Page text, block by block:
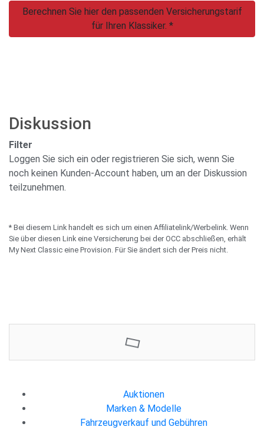
Berechnen Sie hier den passenden Versicherungstarif
für Ihren Klassiker. *
Diskussion
Filter
Loggen Sie sich ein oder registrieren Sie sich, wenn Sie
noch keinen Kunden-Account haben, um an der Diskussion
teilzunehmen.
* Bei diesem Link handelt es sich um einen Affiliatelink/Werbelink. Wenn
Sie über diesen Link eine Versicherung bei der OCC abschließen, erhält
My Next Classic eine Provision. Für Sie ändert sich der Preis nicht.
Jetzt bieten
Auktionen
Marken & Modelle
Fahrzeugverkauf und Gebühren